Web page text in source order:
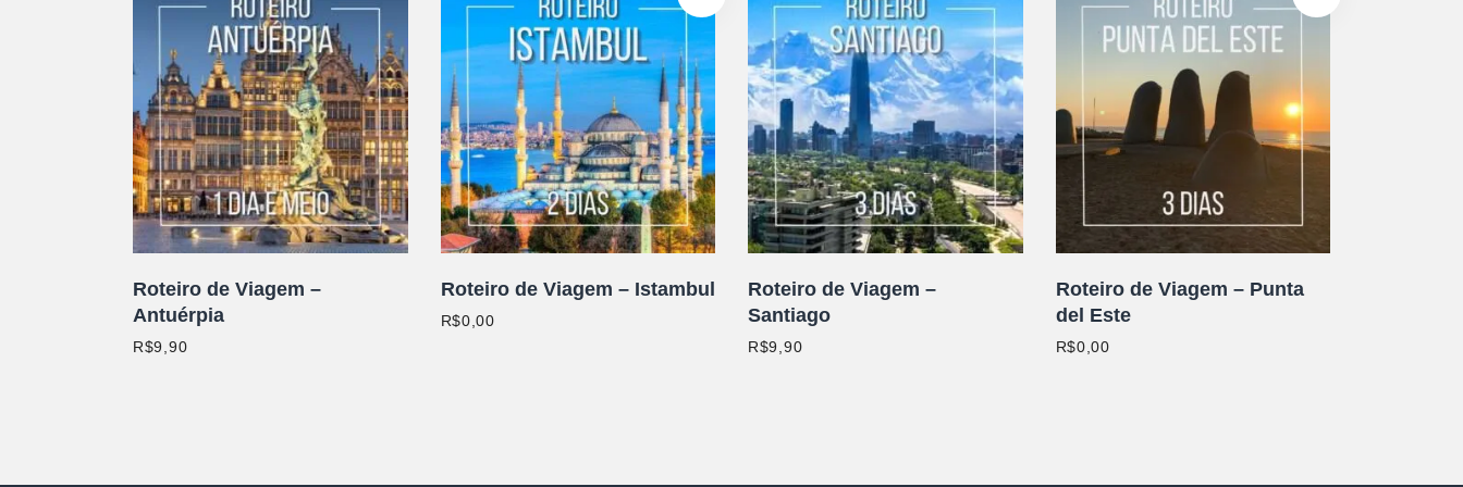
ADICIONAR AO CARRINHO
Roteiro de Viagem –
Antuérpia
R$9,90
ADICIONAR AO CARRINHO
Roteiro de Viagem – Istambul
R$0,00
ADICIONAR AO CARRINHO
Roteiro de Viagem –
Santiago
R$9,90
ADICIONAR AO CARRINHO
Roteiro de Viagem – Punta
del Este
R$0,00